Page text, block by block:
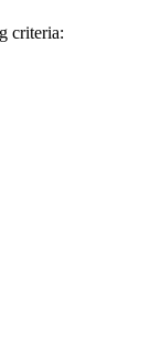
criteria: